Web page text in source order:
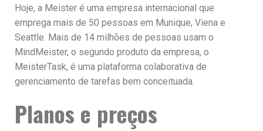
Hoje, a Meister é uma empresa internacional que
emprega mais de 50 pessoas em Munique, Viena e
Seattle. Mais de 14 milhões de pessoas usam o
MindMeister, o segundo produto da empresa, o
MeisterTask, é uma plataforma colaborativa de
gerenciamento de tarefas bem conceituada.
Planos e preços